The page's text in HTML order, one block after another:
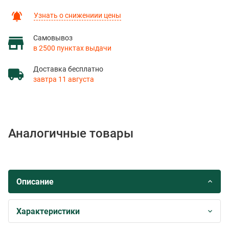
Узнать о снижениии цены
Самовывоз
в 2500 пунктах выдачи
Доставка бесплатно
завтра 11 августа
Аналогичные товары
Описание
Характеристики